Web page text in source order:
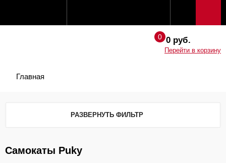
0 руб.
Перейти в корзину
Главная
РАЗВЕРНУТЬ ФИЛЬТР
Самокаты Puky